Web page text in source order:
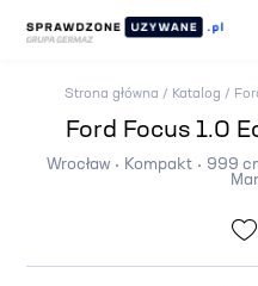
Strona główna / Katalog /
Ford Focus 1.0
Wrocław Kompakt 999